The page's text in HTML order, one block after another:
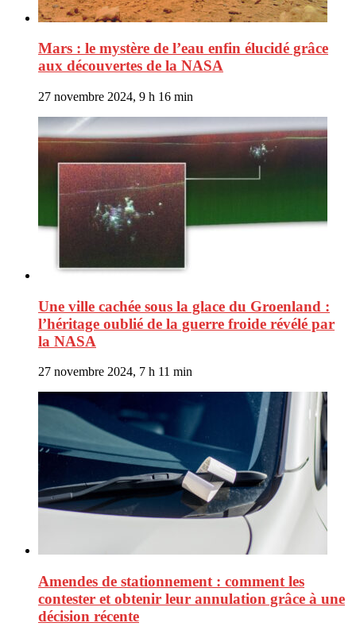
Mars : le mystère de l’eau enfin élucidé grâce
aux découvertes de la NASA
27 novembre 2024, 9 h 16 min
Une ville cachée sous la glace du Groenland :
l’héritage oublié de la guerre froide révélé par
la NASA
27 novembre 2024, 7 h 11 min
Amendes de stationnement : comment les
contester et obtenir leur annulation grâce à une
décision récente